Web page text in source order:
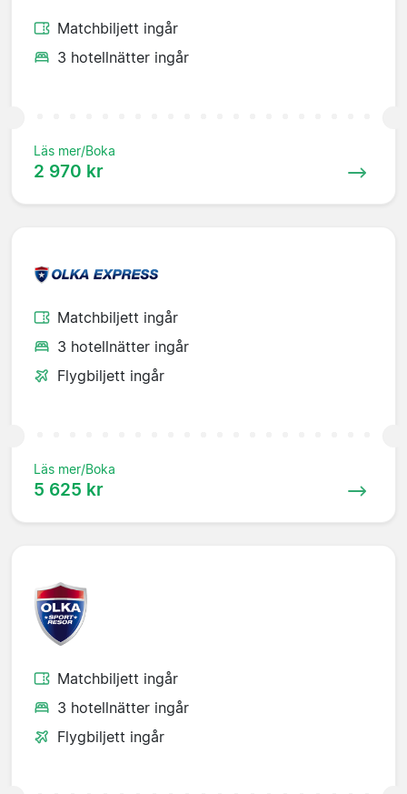
Matchbiljett ingår
3 hotellnätter ingår
Läs mer/Boka
2 970 kr
Matchbiljett ingår
3 hotellnätter ingår
Flygbiljett ingår
Läs mer/Boka
5 625 kr
Matchbiljett ingår
3 hotellnätter ingår
Flygbiljett ingår